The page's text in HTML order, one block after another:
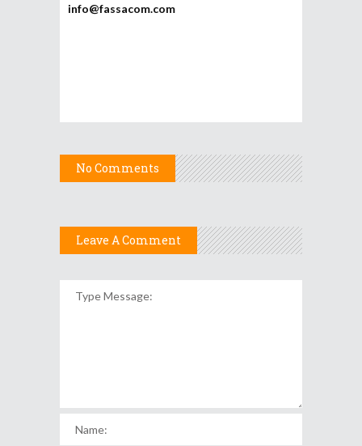
info@fassacom.com
No Comments
Leave A Comment